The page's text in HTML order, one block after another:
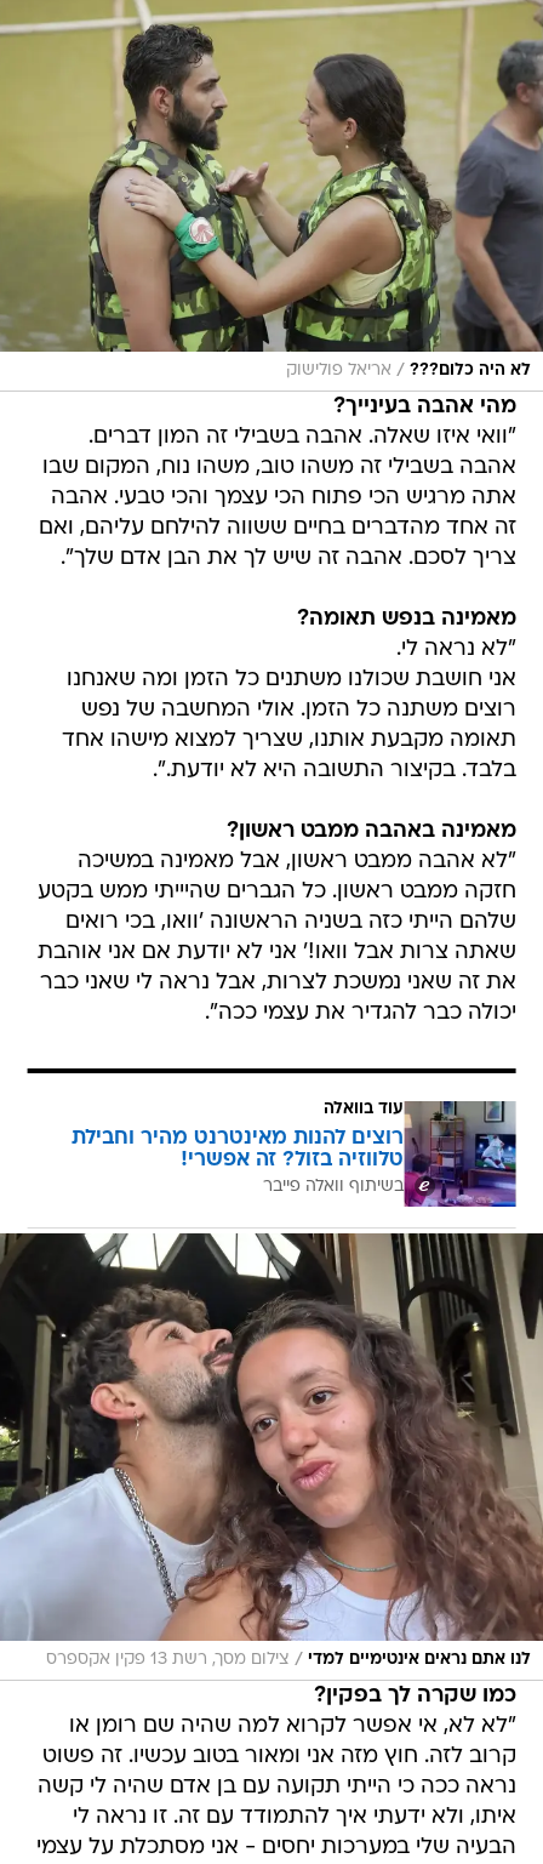
לא היה כלום??? / אריאל פולישוק
מהי אהבה בעינייך?
"וואי איזו שאלה. אהבה בשבילי זה המון דברים.
אהבה בשבילי זה משהו טוב, משהו נוח, המקום שבו
אתה מרגיש הכי פתוח הכי עצמך והכי טבעי. אהבה
זה אחד מהדברים בחיים ששווה להילחם עליהם, ואם
צריך לסכם. אהבה זה שיש לך את הבן אדם שלך".
מאמינה בנפש תאומה?
"לא נראה לי.
אני חושבת שכולנו משתנים כל הזמן ומה שאנחנו
רוצים משתנה כל הזמן. אולי המחשבה של נפש
תאומה מקבעת אותנו, שצריך למצוא מישהו אחד
בלבד. בקיצור התשובה היא לא יודעת.".
מאמינה באהבה ממבט ראשון?
"לא אהבה ממבט ראשון, אבל מאמינה במשיכה
חזקה ממבט ראשון. כל הגברים שהיייתי ממש בקטע
שלהם הייתי כזה בשניה הראשונה 'וואו, בכי רואים
שאתה צרות אבל וואו!' אני לא יודעת אם אני אוהבת
את זה שאני נמשכת לצרות, אבל נראה לי שאני כבר
יכולה כבר להגדיר את עצמי ככה".
עוד בוואלה
רוצים להנות מאינטרנט מהיר וחבילת
טלווזיה בזול? זה אפשרי!
בשיתוף וואלה פייבר
לנו אתם נראים אינטימיים למדי / צילום מסך, רשת 13 פקין אקספרס
כמו שקרה לך בפקין?
"לא לא, אי אפשר לקרוא למה שהיה שם רומן או
קרוב לזה. חוץ מזה אני ומאור בטוב עכשיו. זה פשוט
נראה ככה כי הייתי תקועה עם בן אדם שהיה לי קשה
איתו, ולא ידעתי איך להתמודד עם זה. זו נראה לי
הבעיה שלי במערכות יחסים - אני מסתכלת על עצמי